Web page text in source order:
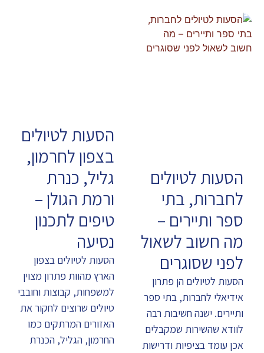
הסעות לטיולים
לחברות, בתי
ספר ותיירים –
מה חשוב לשאול
לפני שסוגרים
הסעות לטיולים הן פתרון
אידיאלי לחברות, בתי ספר
ותיירים. ישנה חשיבות רבה
לוודא שהשירות שמקבלים
אכן עומד בציפיות ודרישות
הסעות לטיולים
בצפון לחרמון,
גליל, כנרת
ורמת הגולן –
טיפים לתכנון
נסיעה
הסעות לטיולים בצפון
הארץ מהוות פתרון מצוין
למשפחות, קבוצות וחובבי
טיולים שרוצים לחקור את
האזורים המרתקים כמו
החרמון, הגליל, הכנרת